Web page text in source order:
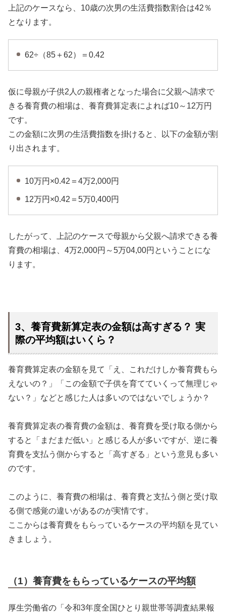
上記のケースなら、10歳の次男の生活費指数割合は42％
となります。
62÷（85＋62）＝0.42
仮に母親が子供2人の親権者となった場合に父親へ請求で
きる養育費の相場は、養育費算定表によれば10～12万円
です。
この金額に次男の生活費指数を掛けると、以下の金額が割
り出されます。
10万円×0.42＝4万2,000円
12万円×0.42＝5万0,400円
したがって、上記のケースで母親から父親へ請求できる養
育費の相場は、4万2,000円～5万04,00円ということにな
ります。
3、養育費新算定表の金額は高すぎる？ 実
際の平均額はいくら？
養育費算定表の金額を見て「え、これだけしか養育費もら
えないの？」「この金額で子供を育てていくって無理じゃ
ない？」などと感じた人は多いのではないでしょうか？
養育費算定表の養育費の金額は、養育費を受け取る側から
すると「まだまだ低い」と感じる人が多いですが、逆に養
育費を支払う側からすると「高すぎる」という意見も多い
のです。
このように、養育費の相場は、養育費と支払う側と受け取
る側で感覚の違いがあるのが実情です。
ここからは養育費をもらっているケースの平均額を見てい
きましょう。
（1）養育費をもらっているケースの平均額
厚生労働省の「令和3年度全国ひとり親世帯等調査結果報